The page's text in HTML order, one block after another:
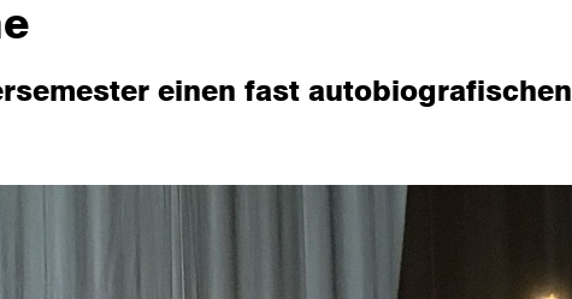
einen fast autobiografischen